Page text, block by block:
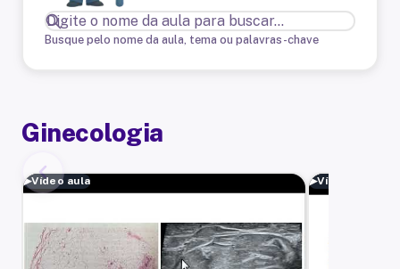
Busque pelo nome da aula, tema ou palavras-chave
Ginecologia
▶Vídeo aula ▶Vídeo aula